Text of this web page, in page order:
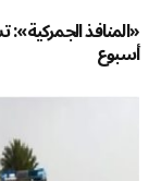
أسبوع